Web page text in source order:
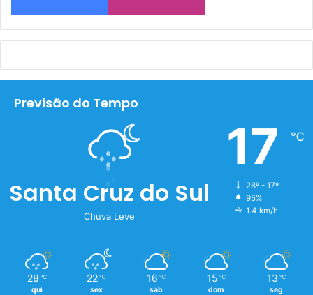
Previsão do Tempo
Santa Cruz do Sul
Chuva Leve
17 ℃
28º - 17º
95%
1.4 km/h
28 ℃
qui
22 ℃
sex
16 ℃
sáb
15 ℃
dom
13 ℃
seg